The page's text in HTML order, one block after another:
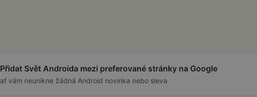
Přidat Svět Androida mezi preferované stránky na Google
ať vám neunikne žádná Android novinka nebo sleva